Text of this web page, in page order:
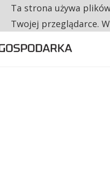
CO TRZECIĄ ZŁOTÓWKĘ Z
Ta strona używa
Twojej przeglądarce.